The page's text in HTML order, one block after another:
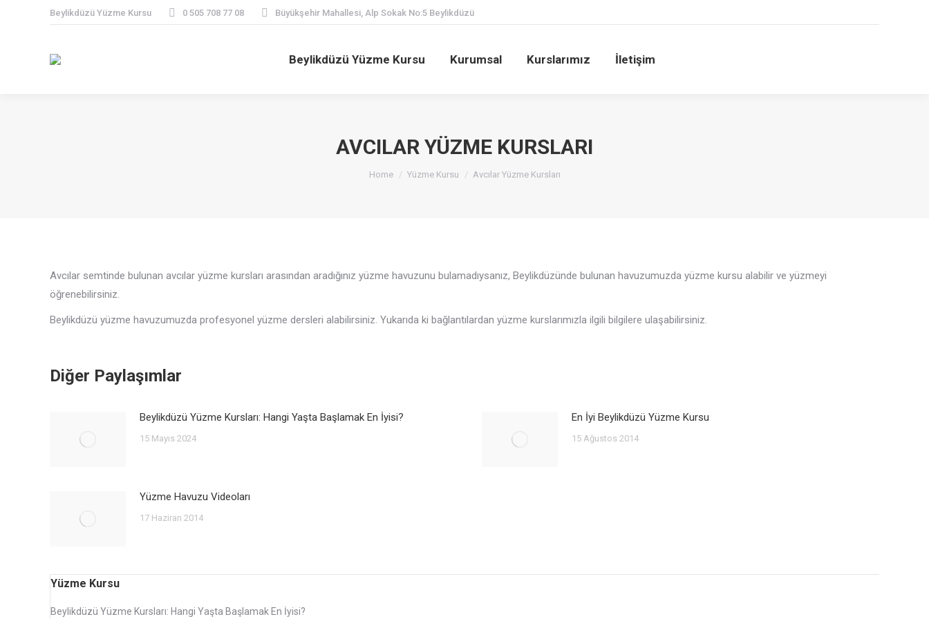
Beylikdüzü Yüzme Kursu 0 505 708 77 08 Büyükşehir Mahallesi, Alp Sokak No:5 Beylikdüzü
Beylikdüzü Yüzme Kursu Kurumsal Kurslarımız İletişim
AVCILAR YÜZME KURSLARI
You are here:
Home Yüzme Kursu Avcılar Yüzme Kursları
Avcılar semtinde bulunan avcılar yüzme kursları arasından aradığınız yüzme havuzunu bulamadıysanız, Beylikdüzünde bulunan havuzumuzda yüzme kursu alabilir ve yüzmeyi
öğrenebilirsiniz.
Beylikdüzü yüzme havuzumuzda profesyonel yüzme dersleri alabilirsiniz. Yukarıda ki bağlantılardan yüzme kurslarımızla ilgili bilgilere ulaşabilirsiniz.
Diğer Paylaşımlar
Beylikdüzü Yüzme Kursları: Hangi Yaşta Başlamak En İyisi?
15 Mayıs 2024
En İyi Beylikdüzü Yüzme Kursu
15 Ağustos 2014
Yüzme Havuzu Videoları
17 Haziran 2014
Yüzme Kursu
Beylikdüzü Yüzme Kursları: Hangi Yaşta Başlamak En İyisi?